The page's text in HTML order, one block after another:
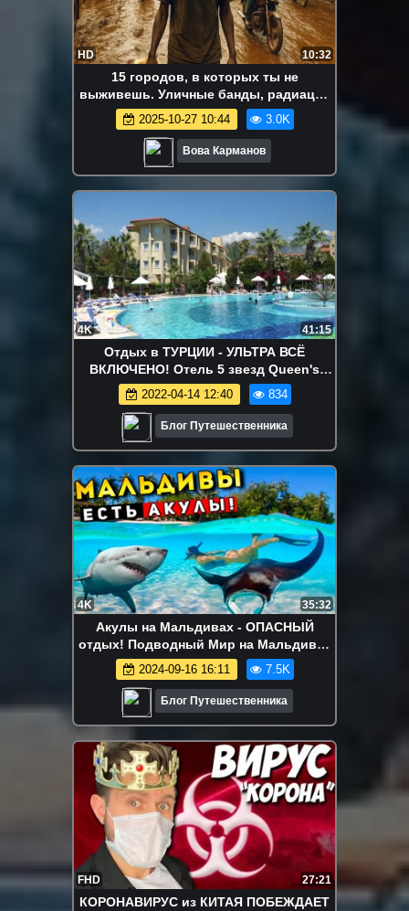
HD 10:32
15 городов, в которых ты не
выживешь. Уличные банды, радиация
и смертельная жара
2025-10-27 10:44 3.0K
Вова Карманов
4K 41:15
Отдых в ТУРЦИИ - УЛЬТРА ВСЁ
ВКЛЮЧЕНО! Отель 5 звезд Queen's
Park. Кемер 2021
2022-04-14 12:40 834
Блог Путешественника
4K 35:32
Акулы на Мальдивах - ОПАСНЫЙ
отдых! Подводный Мир на Мальдивах
лучше, чем Египет
2024-09-16 16:11 7.5K
Блог Путешественника
FHD 27:21
КОРОНАВИРУС из КИТАЯ ПОБЕЖДАЕТ